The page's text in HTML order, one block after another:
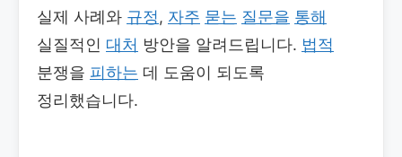
실제 사례와 규정, 자주 묻는 질문을 통해
실질적인 대처 방안을 알려드립니다. 법적
분쟁을 피하는 데 도움이 되도록
정리했습니다.